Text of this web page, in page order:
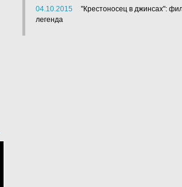
04.10.2015
"Крестоносец в джинсах":
легенда